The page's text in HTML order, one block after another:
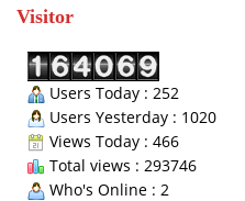
Visitor
Users Today : 252
Users Yesterday : 1020
Views Today : 466
Total views : 293746
Who's Online : 2